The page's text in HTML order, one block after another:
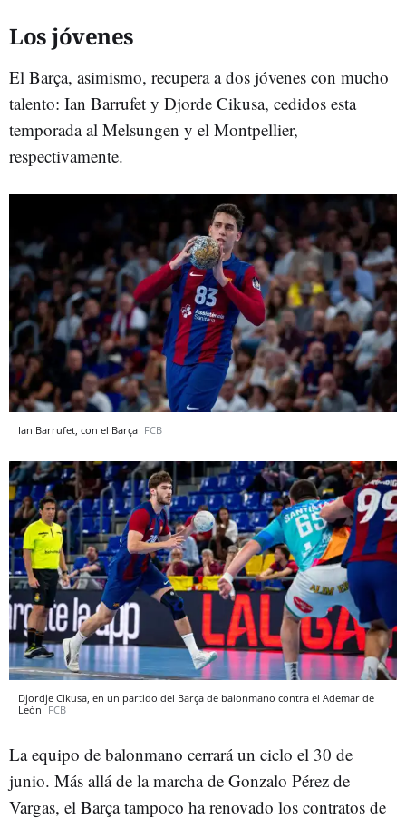
Los jóvenes
El Barça, asimismo, recupera a dos jóvenes con mucho
talento: Ian Barrufet y Djorde Cikusa, cedidos esta
temporada al Melsungen y el Montpellier,
respectivamente.
Ian Barrufet, con el Barça FCB
Djordje Cikusa, en un partido del Barça de balonmano contra el Ademar de
León FCB
La equipo de balonmano cerrará un ciclo el 30 de
junio. Más allá de la marcha de Gonzalo Pérez de
Vargas, el Barça tampoco ha renovado los contratos de